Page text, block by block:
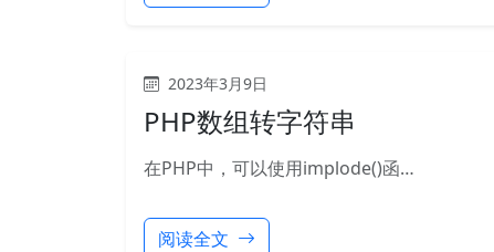
2023年3月9日
PHP数组转字符串
在PHP中，可以使用implode()函…
阅读全文